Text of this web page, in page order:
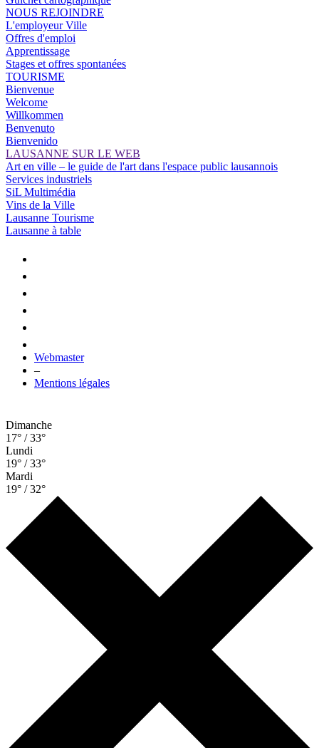
NOUS REJOINDRE
L'employeur Ville
Offres d'emploi
Apprentissage
Stages et offres spontanées
TOURISME
Bienvenue
Welcome
Willkommen
Benvenuto
Bienvenido
LAUSANNE SUR LE WEB
Art en ville – le guide de l'art dans l'espace public lausannois
Services industriels
SiL Multimédia
Vins de la Ville
Lausanne Tourisme
Lausanne à table
Webmaster
–
Mentions légales
Dimanche
17° / 33°
Lundi
19° / 33°
Mardi
19° / 32°